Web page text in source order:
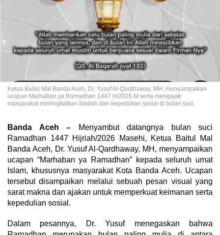
Ketua Baitul Mal Banda Aceh, Dr. Yusuf Al-Qardhaway, MH, menyampaikan
ucapan Marhaban ya Ramadhan 1447 H/2026 M serta mengajak
masyarakat meningkatkan ibadah dan kepedulian sosial di bulan suci.
Banda Aceh – Menyambut datangnya bulan suci
Ramadhan 1447 Hijriah/2026 Masehi, Ketua Baitul Mal
Banda Aceh, Dr. Yusuf Al-Qardhaway, MH, menyampaikan
ucapan “Marhaban ya Ramadhan” kepada seluruh umat
Islam, khususnya masyarakat Kota Banda Aceh. Ucapan
tersebut disampaikan melalui sebuah pesan visual yang
sarat makna dan ajakan untuk memperkuat keimanan serta
kepedulian sosial.
Dalam pesannya, Dr. Yusuf menegaskan bahwa